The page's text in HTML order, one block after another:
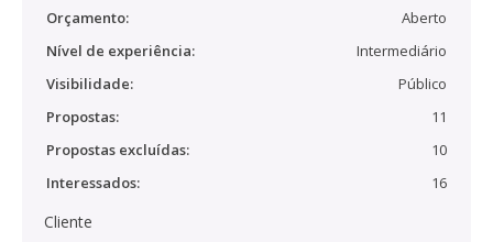
Orçamento:
Aberto
Nível de experiência:
Intermediário
Visibilidade:
Público
Propostas:
11
Propostas excluídas:
10
Interessados:
16
Cliente